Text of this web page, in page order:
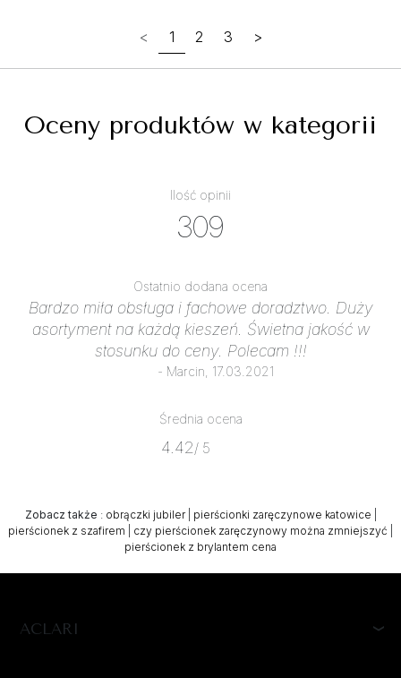
< 1 2 3 >
Oceny produktów w kategorii
Ilość opinii
309
Ostatnio dodana ocena
Bardzo miła obsługa i fachowe doradztwo. Duży
asortyment na każdą kieszeń. Świetna jakość w
stosunku do ceny. Polecam !!!
- Marcin, 17.03.2021
Średnia ocena
4.42/ 5
Zobacz także : obrączki jubiler| pierścionki zaręczynowe katowice
pierścionek z szafirem
czy pierścionek zaręczynowy można zmniejszyć
pierścionek z brylantem cena
ACLARI